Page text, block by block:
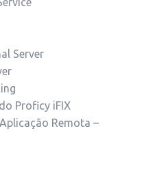
Server
Proficy iFIX
Remota –